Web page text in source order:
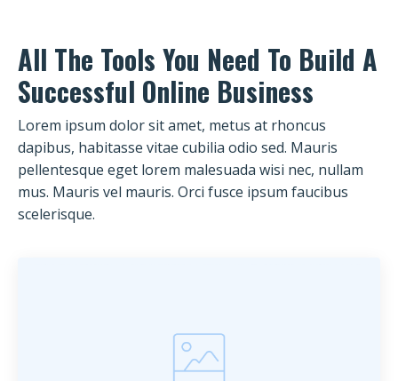
All The Tools You Need To Build A
Successful Online Business
Lorem ipsum dolor sit amet, metus at rhoncus
dapibus, habitasse vitae cubilia odio sed. Mauris
pellentesque eget lorem malesuada wisi nec, nullam
mus. Mauris vel mauris. Orci fusce ipsum faucibus
scelerisque.